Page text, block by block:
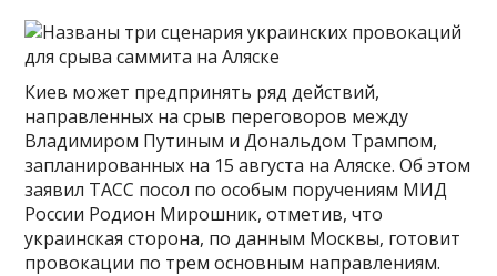
Киев может предпринять ряд действий,
направленных на срыв переговоров между
Владимиром Путиным и Дональдом Трампом,
запланированных на 15 августа на Аляске. Об этом
заявил ТАСС посол по особым поручениям МИД
России Родион Мирошник, отметив, что
украинская сторона, по данным Москвы, готовит
провокации по трем основным направлениям.